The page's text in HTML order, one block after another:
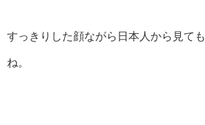
すっきりした顔ながら日本人から見て
ね。